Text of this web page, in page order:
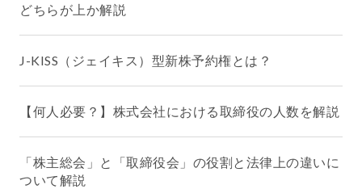
どちらが上か解説
J-KISS（ジェイキス）型新株予約権とは？
【何人必要？】株式会社における取締役の人数を解説
「株主総会」と「取締役会」の役割と法律上の違いに
ついて解説